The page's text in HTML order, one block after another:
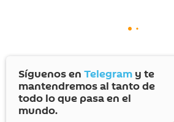
Síguenos en Telegram y te
mantendremos al tanto de
todo lo que pasa en el
mundo.